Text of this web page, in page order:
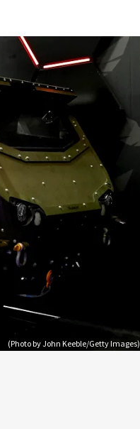
(Photo by John Keeble/Getty Images)